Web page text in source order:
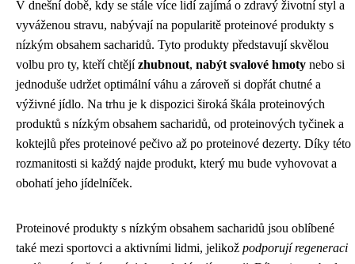
V dnešní době, kdy se stále více lidí zajímá o zdravý životní styl a
vyváženou stravu, nabývají na popularitě proteinové produkty s
nízkým obsahem sacharidů. Tyto produkty představují skvělou
volbu pro ty, kteří chtějízhubnout, nabýt svalové hmoty nebo si
jednoduše udržet optimální váhu a zároveň si dopřát chutné a
výživné jídlo. Na trhu je k dispozici široká škála proteinových
produktů s nízkým obsahem sacharidů, od proteinových tyčinek a
koktejlů přes proteinové pečivo až po proteinové dezerty. Díky této
rozmanitosti si každý najde produkt, který mu bude vyhovovat a
obohatí jeho jídelníček.
Proteinové produkty s nízkým obsahem sacharidů jsou oblíbené
také mezi sportovci a aktivními lidmi, jelikož podporují regeneraci